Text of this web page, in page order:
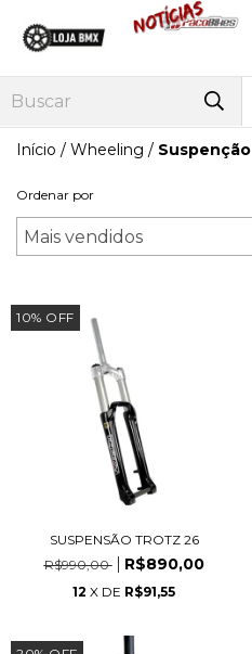
Início / Wheeling / Suspenção
Ordenar por
10% OFF
SUSPENSÃO TROTZ 26
R$990,00
R$890,00
12 X DE R$91,55